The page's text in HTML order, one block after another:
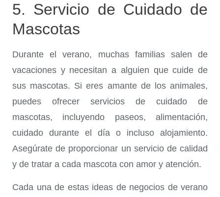
5. Servicio de Cuidado de
Mascotas
Durante el verano, muchas familias salen de
vacaciones y necesitan a alguien que cuide de
sus mascotas. Si eres amante de los animales,
puedes ofrecer servicios de cuidado de
mascotas, incluyendo paseos, alimentación,
cuidado durante el día o incluso alojamiento.
Asegúrate de proporcionar un servicio de calidad
y de tratar a cada mascota con amor y atención.
Cada una de estas ideas de negocios de verano